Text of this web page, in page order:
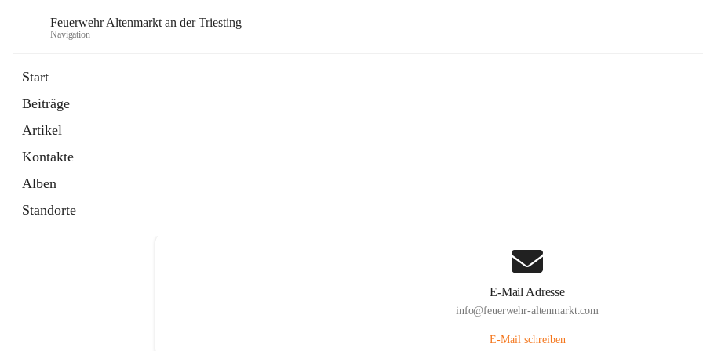
Feuerwehr Altenmarkt an der Triesting
Navigation
Start
Beiträge
Artikel
Kontakte
Alben
Standorte
E-Mail Adresse
info@feuerwehr-altenmarkt.com
E-Mail schreiben